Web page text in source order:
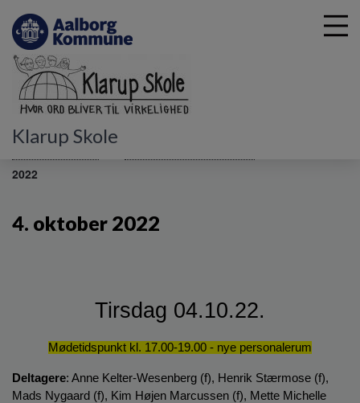
Klarup Skole
Skolebestyrelsen
2022
4. oktober 2022
Tirsdag 04.10.22.
Mødetidspunkt kl. 17.00-19.00 - nye personalerum
Deltagere: Anne Kelter-Wesenberg (f), Henrik Stærmose (f),
Mads Nygaard (f), Kim Højen Marcussen (f), Mette Michelle